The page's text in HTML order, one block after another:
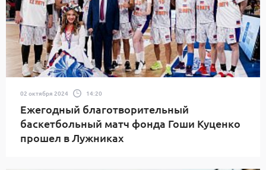
02 октября 2024 14:20
Ежегодный благотворительный
баскетбольный матч фонда Гоши Куценко
прошел в Лужниках